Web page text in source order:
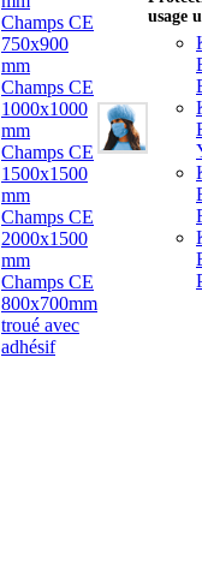
Champs CE
750x900
mm
Champs CE
1000x1000
mm
Champs CE
1500x1500
mm
Champs CE
2000x1500
mm
Champs CE
800x700mm
troué avec
adhésif
usage